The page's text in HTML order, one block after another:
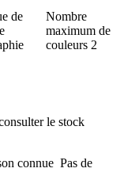
de
Nombre
maximum de
couleurs 2
le stock
connue Pas de